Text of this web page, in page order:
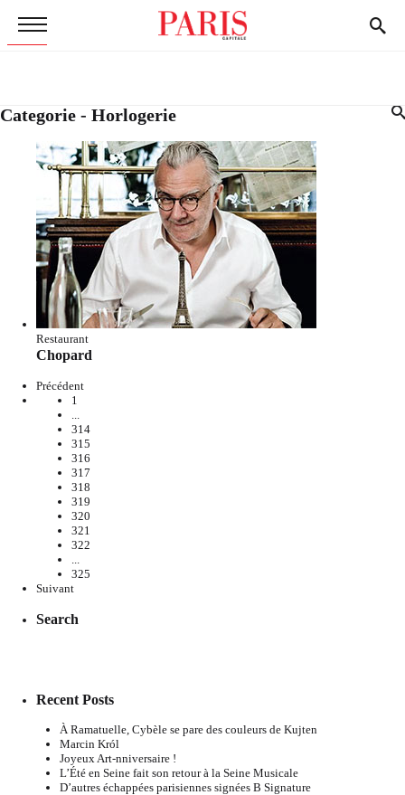
Categorie - Horlogerie
Restaurant
Chopard
Précédent
1
314
315
316
317
318
319
320
321
322
325
Suivant
Search
Recent Posts
À Ramatuelle, Cybèle se pare des couleurs de Kujten
Marcin Król
Joyeux Art-nniversaire !
L’Été en Seine fait son retour à la Seine Musicale
D’autres échappées parisiennes signées B Signature